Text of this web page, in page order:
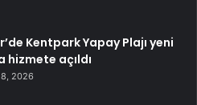
Kentpark Yapay Plajı yeni
hizmete açıldı
2026